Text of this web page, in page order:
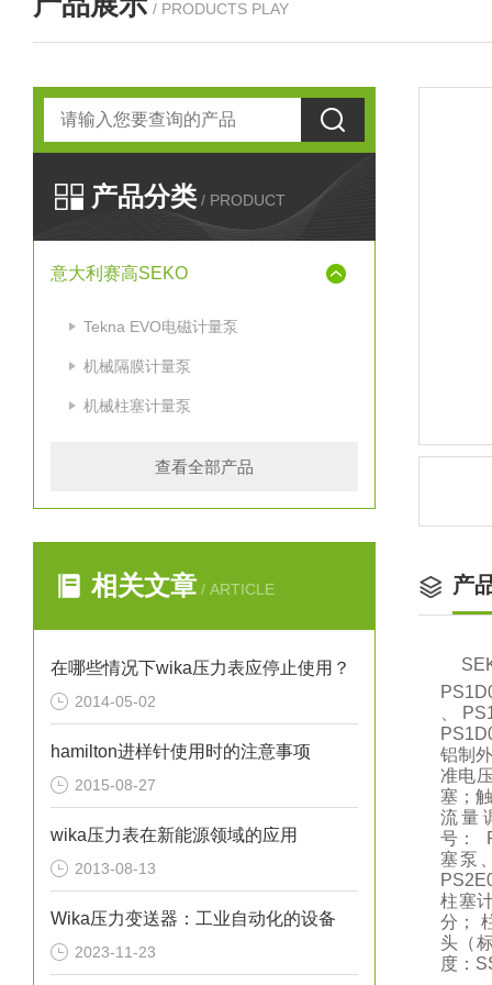
/ PRODUCTS PLAY
产品分类 / PRODUCT
意大利赛高SEKO
Tekna EVO电磁计量泵
机械隔膜计量泵
机械柱塞计量泵
查看全部产品
相关文章 / ARTICLE
在哪些情况下wika压力表应停止使用？
2014-05-02
hamilton进样针使用时的注意事项
2015-08-27
wika压力表在新能源领域的应用
2013-08-13
Wika压力变送器：工业自动化的设备
2023-11-23
产
、
铝制
准电
塞；
流量
号：
塞泵
柱塞
分；
头（
度：